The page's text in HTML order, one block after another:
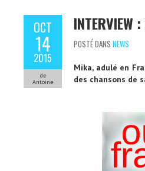
OCT
14
2015
de
Antoine
INTERVIEW
POSTÉ DANS NEWS
Mika, adulé en
des chansons de